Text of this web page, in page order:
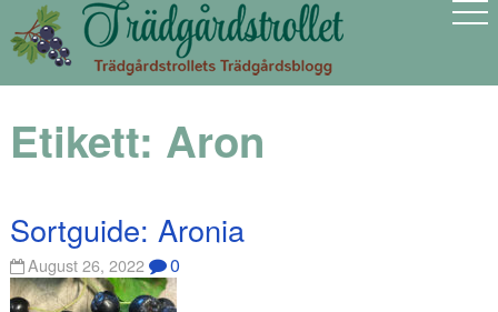
Etikett: Aron
Sortguide: Aronia
August 26, 2022 0